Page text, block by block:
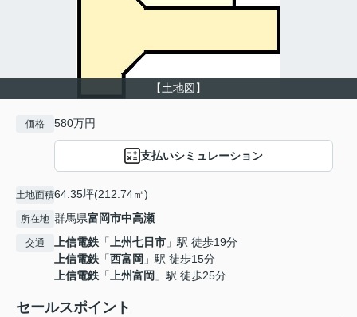
【土地図】
価格 580万円
支払いシミュレーション
土地面積64.35坪(212.74㎡)
所在地 群馬県富岡市中高瀬
交通 上信電鉄 「 上州七日市 」駅 徒歩19分
上信電鉄 「西富岡 」駅 徒歩15分
上信電鉄 「 上州富岡 」駅 徒歩25分
セールスポイント